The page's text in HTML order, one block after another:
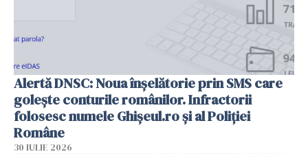
Alertă DNSC: Noua înșelătorie prin SMS care
golește conturile românilor. Infractorii
folosesc numele Ghișeul.ro și al Poliției
Române
30 IULIE 2026